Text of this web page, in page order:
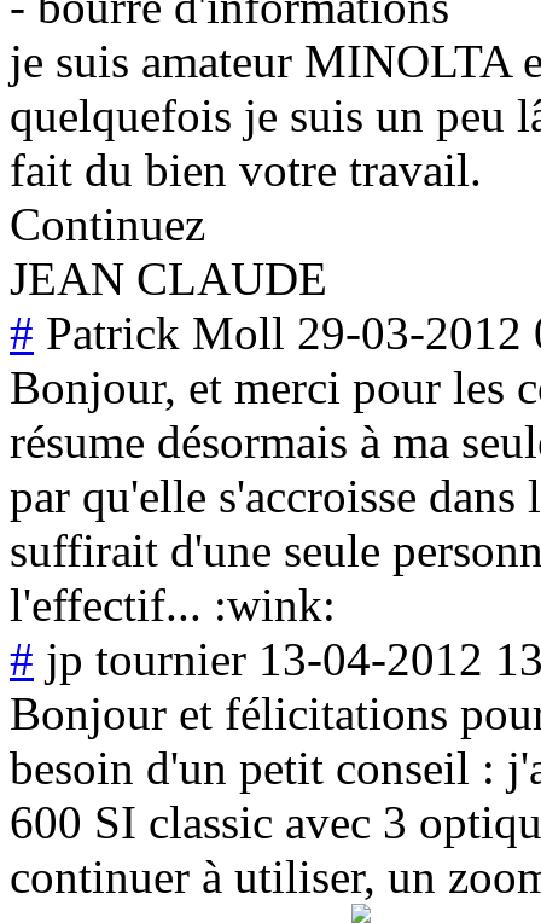
je suis amateur MINOLTA
quelquefois je suis un peu
fait du bien votre travail.
Continuez
JEAN CLAUDE
# Patrick Moll 29-03-2012
Bonjour, et merci pour les
résume désormais à ma
par qu'elle s'accroisse
suffirait d'une seule
l'effectif... :wink:
# jp tournier 13-04-2012
Bonjour et félicitations
besoin d'un petit conseil :
600 SI classic avec 3
continuer à utiliser, un